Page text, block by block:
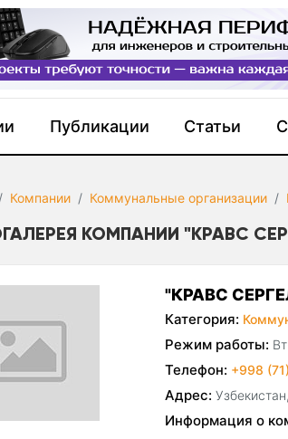
Публикации Статьи
Компании Коммунальные организации
КОМПАНИИ "КРАВС
"КРАВС
Категория:
Режим работы:
Телефон: +998
Адрес:
Информация о